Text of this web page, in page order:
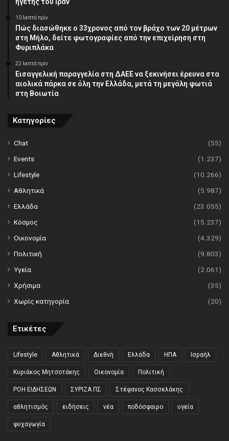
10 λεπτά πρίν
Πώς διασώθηκε ο 33χρονος από τον βράχο των 20 μέτρων
στη Μήλο, δείτε φωτογραφίες από την επιχείρηση στη
Φυριπλάκα
22 λεπτά πρίν
Εισαγγελική παραγγελία στη ΔΑΕΕ να ξεκινήσει έρευνα στα
αιολικά πάρκα σε όλη την Ελλάδα, μετά τη μεγάλη φωτιά
στη Βοιωτία
Κατηγορίες
Chat
(55)
Events
(1.237)
Lifestyle
(10.266)
Αθλητικά
(5.987)
Ελλάδα
(23.055)
Κόσμος
(15.237)
Οικονομία
(4.329)
Πολιτική
(9.803)
Υγεία
(2.061)
Χρήσιμα
(35)
Χωρίς κατηγορία
(20)
Ετικέτες
Lifestyle Αθλητικά Διεθνή Ελλάδα ΗΠΑ Ισραήλ
Κυριάκος Μητσοτάκης Οικονομία Πολιτική
ΡΟΗ ΕΙΔΗΣΕΩΝ ΣΥΡΙΖΑ ΠΣ Στέφανος Κασσελάκης
αθλητισμός ειδήσεις νέα ποδόσφαιρο υγεία
ψυχαγωγία